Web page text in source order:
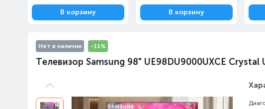
В корзину В корзину
Нет в наличии -11%
Телевизор Samsung 98" UE98DU9000UXCE Crystal